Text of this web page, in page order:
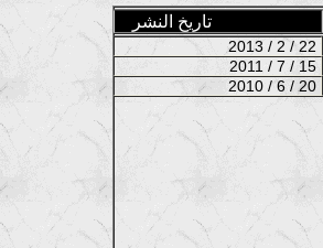
تاريخ النشر
2013 / 2 / 22
2011 / 7 / 15
2010 / 6 / 20